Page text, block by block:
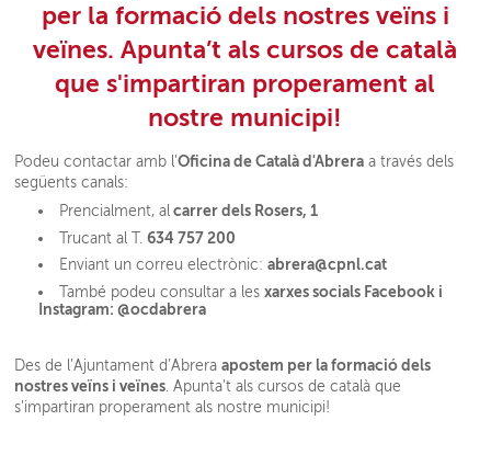
per la formació dels nostres veïns i
veïnes.Apunta’t als cursos de català
que s'impartiran properament al
nostre municipi!
Podeu contactar amb l'Oficina de Català d'Abrera a través dels
següents canals:
Prencialment, al carrer dels Rosers, 1
Trucant al T.634 757 200
Enviant un correu electrònic:abrera@cpnl.cat
També podeu consultar a lesxarxes socials Facebook i
Instagram: @ocdabrera
Des de l’Ajuntament d’Abreraapostem per la formació dels
nostres veïns i veïnes. Apunta’t als cursos de català que
s'impartiran properament als nostre municipi!